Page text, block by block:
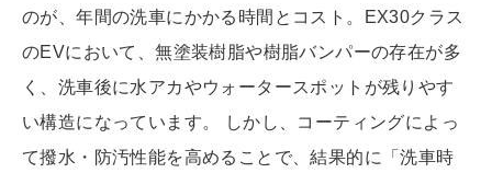
のが、年間の洗車にかかる時間とコスト。EX30クラス
のEVにおいて、無塗装樹脂や樹脂バンパーの存在が多
く、洗車後に水アカやウォータースポットが残りやす
い構造になっています。 しかし、コーティングによっ
て撥水・防汚性能を高めることで、結果的に「洗車時